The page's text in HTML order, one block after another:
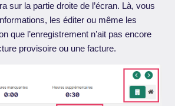
sur la partie droite de l’écran. Là, vous
les éditer ou même les
que l’enregistrement n’ait pas encore
provisoire ou une facture.